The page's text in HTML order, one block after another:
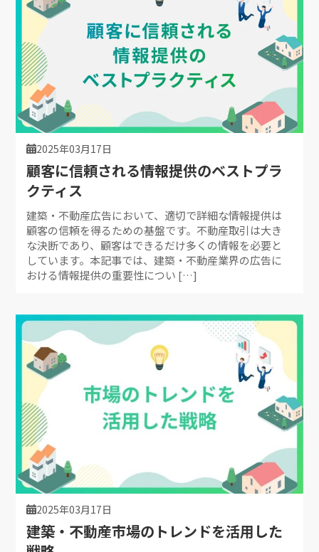
2025年03月17日
顧客に信頼される情報提供のベストプラ
クティス
建築・不動産広告において、適切で詳細な情報提供は
顧客の信頼を得るための基盤です。不動産取引は大き
な決断であり、顧客はできるだけ多くの情報を必要と
しています。本記事では、建築・不動産業界の広告に
おける情報提供の重要性につい […]
2025年03月17日
建築・不動産市場のトレンドを活用した